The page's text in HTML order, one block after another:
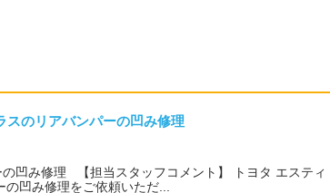
スのリアバンパーの凹み修理
の凹み修理 【担当スタッフコメント】 トヨタ エスティ
凹み修理をご依頼いただ...